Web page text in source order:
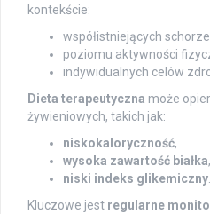
kontekście:
współistniejących
poziomu aktywności
indywidualnych celów
Dieta terapeutyczna może
żywieniowych, takich jak:
niskokaloryczność,
wysoka zawartość białka,
niski indeks glikemiczny
Kluczowe jest regularne